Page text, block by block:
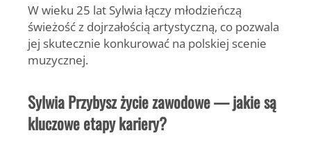
W wieku 25 lat Sylwia łączy młodzieńczą
świeżość z dojrzałością artystyczną, co pozwala
jej skutecznie konkurować na polskiej scenie
muzycznej.
Sylwia Przybysz życie zawodowe — jakie są
kluczowe etapy kariery?